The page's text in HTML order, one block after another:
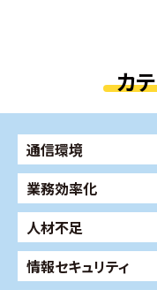
カ
通信環境
業務効率化
人材不足
情報セキュリティ